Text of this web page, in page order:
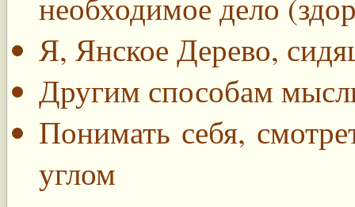
Я, Янское Дерево,
Другим способам
Понимать себя,
углом